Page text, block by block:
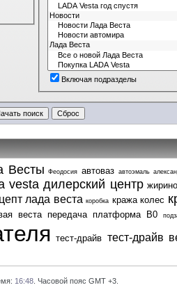
Включая подразделы
Весты Феодосия автоваз автоэмаль
vesta дилерский центр
лада веста коробка кража колес
веста передача платформа В0
тест-драйв тест-драйв
16:48 . Часовой пояс GMT +3.